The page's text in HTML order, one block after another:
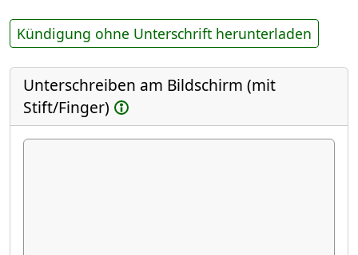
Kündigung ohne Unterschrift herunterladen
Unterschreiben am Bildschirm (mit
Stift/Finger)